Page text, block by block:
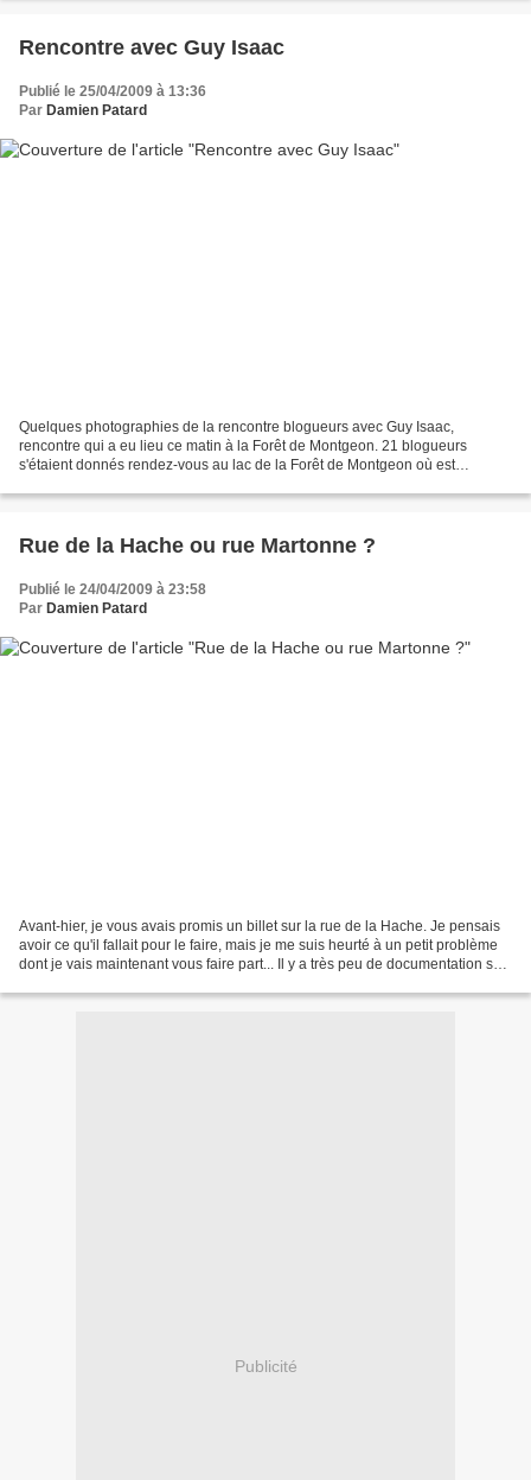
Rencontre avec Guy Isaac
Publié le 25/04/2009 à 13:36
Par Damien Patard
Quelques photographies de la rencontre blogueurs avec Guy Isaac,
rencontre qui a eu lieu ce matin à la Forêt de Montgeon. 21 blogueurs
s'étaient donnés rendez-vous au lac de la Forêt de Montgeon où est
Rue de la Hache ou rue Martonne ?
Publié le 24/04/2009 à 23:58
Par Damien Patard
Avant-hier, je vous avais promis un billet sur la rue de la Hache. Je pensais
avoir ce qu'il fallait pour le faire, mais je me suis heurté à un petit problème
dont je vais maintenant vous faire part... Il y a très peu de documentation sur
Publicité